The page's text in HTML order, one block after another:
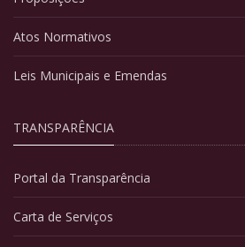
Atos Normativos
Leis Municipais e Emendas
TRANSPARÊNCIA
Portal da Transparência
Carta de Serviços